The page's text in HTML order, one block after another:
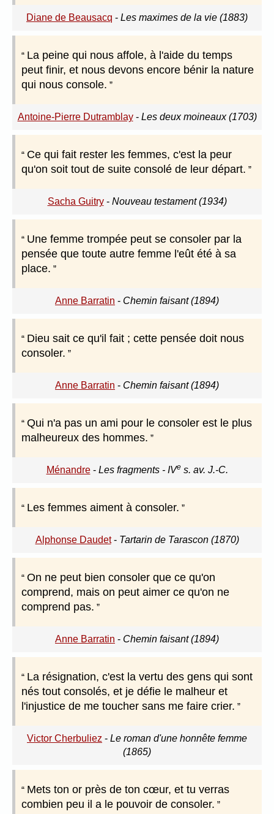
Diane de Beausacq - Les maximes de la vie (1883)
La peine qui nous affole, à l'aide du temps
peut finir, et nous devons encore bénir la nature
qui nous console.
Antoine-Pierre Dutramblay- Les deux moineaux (1703)
Ce qui fait rester les femmes, c'est la peur
qu'on soit tout de suite consolé de leur départ.
Sacha Guitry- Nouveau testament (1934)
Une femme trompée peut se consoler par la
pensée que toute autre femme l'eût été à sa
place.
Anne Barratin - Chemin faisant (1894)
Dieu sait ce qu'il fait ; cette pensée doit nous
consoler.
Anne Barratin - Chemin faisant (1894)
Qui n'a pas un ami pour le consoler est le plus
malheureux des hommes.
Ménandre- Les fragments - IVes. av. J.-C.
Les femmes aiment à consoler.
Alphonse Daudet- Tartarin de Tarascon (1870)
On ne peut bien consoler que ce qu'on
comprend, mais on peut aimer ce qu'on ne
comprend pas.
Anne Barratin - Chemin faisant (1894)
La résignation, c'est la vertu des gens qui sont
nés tout consolés, et je défie le malheur et
l'injustice de me toucher sans me faire crier.
Victor Cherbuliez - Le roman d'une honnête femme
(1865)
Mets ton or près de ton cœur, et tu verras
combien peu il a le pouvoir de consoler.